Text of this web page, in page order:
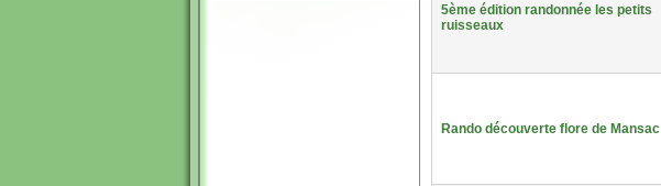
5ème édition randonnée les petits
ruisseaux
Rando découverte flore de Mansac